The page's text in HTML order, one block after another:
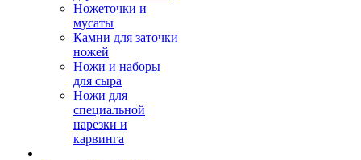
Ножеточки и
мусаты
Камни для заточки
ножей
Ножи и наборы
для сыра
Ножи для
специальной
нарезки и
карвинга